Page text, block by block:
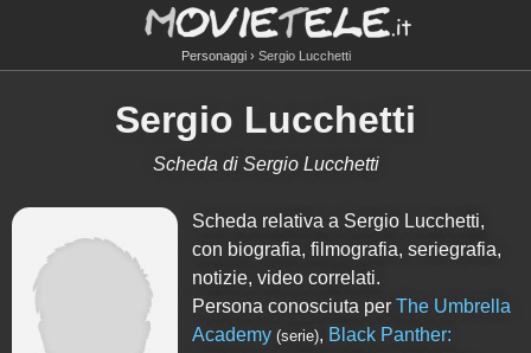
Personaggi Sergio Lucchetti
Sergio Lucchetti
Scheda di Sergio Lucchetti
Scheda relativa a Sergio Lucchetti,
con biografia, filmografia, seriegrafia,
notizie, video correlati.
Persona conosciuta perThe Umbrella
Academy (serie), Black Panther: